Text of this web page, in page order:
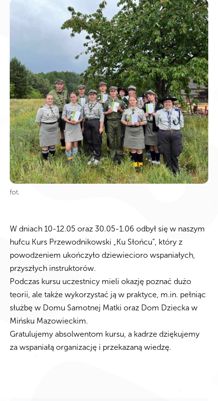
fot.
W dniach 10-12.05 oraz 30.05-1.06 odbył się w naszym
hufcu Kurs Przewodnikowski „Ku Słońcu”, który z
powodzeniem ukończyło dziewiecioro wspaniałych,
przyszłych instruktorów.
Podczas kursu uczestnicy mieli okazję poznać dużo
teorii, ale także wykorzystać ją w praktyce, m.in. pełniąc
służbę w Domu Samotnej Matki oraz Dom Dziecka w
Mińsku Mazowieckim.
Gratulujemy absolwentom kursu, a kadrze dziękujemy
za wspaniałą organizację i przekazaną wiedzę.